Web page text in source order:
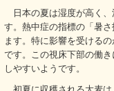
日本の夏は湿度が高く
す。熱中症の指標の「暑
ます。特に影響を受ける
です。この視床下部の働
しやすいようです。